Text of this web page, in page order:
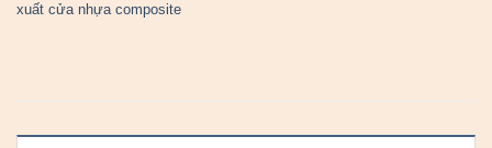
xuất cửa nhựa composite